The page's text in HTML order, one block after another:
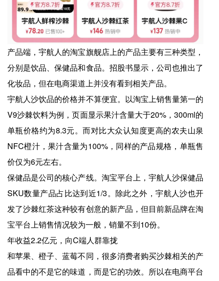
产品端，宇航人的淘宝旗舰店上的产品主要有三种类型，
分别是饮品、保健品和食品。招股书显示，公司也推出了
化妆品，但在电商渠道上并没有看到相关产品。
宇航人沙饮品的价格并不算便宜。以淘宝上销售量第一的
V9沙棘饮料为例，页面显示果汁含量大于20%，300ml的
单瓶价格约为8.3元。而对比大众认知度更高的农夫山泉
NFC橙汁，果汁含量为100%，同样的产品规格，单瓶售
价仅为6元左右。
保健品是公司的核心产线。淘宝平台上，宇航人沙保健品
SKU数量产品占比达到近1/3。除此之外，宇航人沙也开
发了沙棘红茶这种较有创意的新产品，但目前新品牌在淘
宝平台上销售情况较为一般，销量不到10份。
年收益2.2亿元，向C端人群靠拢
和苹果、橙子、蓝莓不同，很多消费者购买沙棘相关的产
品看中的不是它的味道，而是它的功效。所以在电商平台